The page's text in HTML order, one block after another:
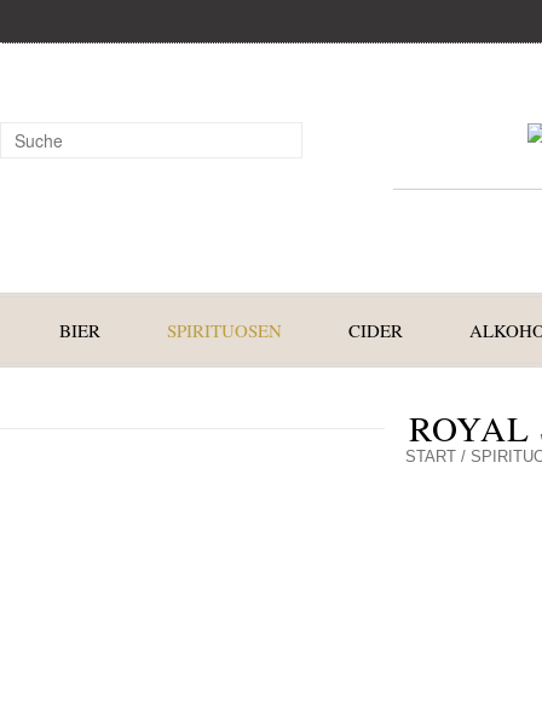
BIER SPIRITUOSEN CIDER
ROYAL
START/